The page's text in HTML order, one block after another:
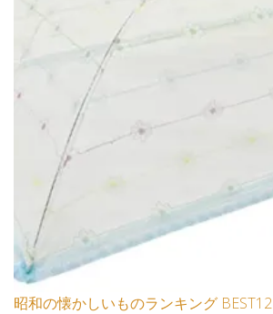
昭和の懐かしいものランキング BEST12